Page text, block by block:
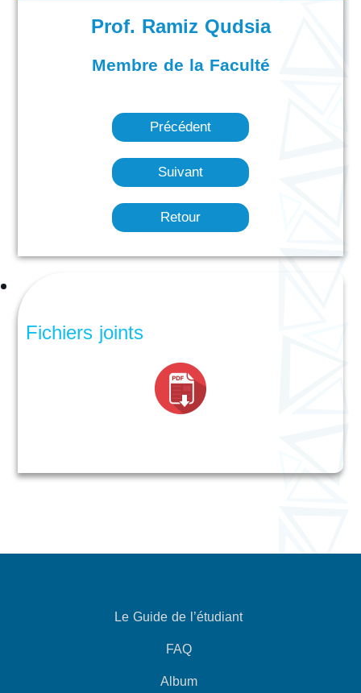
Prof. Ramiz Qudsia
Membre de la Faculté
Précédent
Suivant
Retour
Fichiers joints
Le Guide de l’étudiant
FAQ
Album